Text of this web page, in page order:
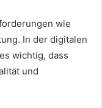
wie
In der digitalen
wichtig, dass
und